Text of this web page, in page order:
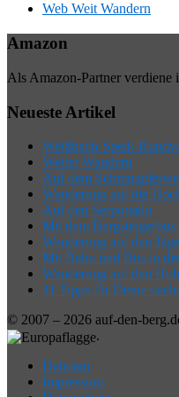
Web Weit Wandern
Amazon
Als Amazon-Partner verdiene
Neueste Artikel
Weißbach-Speik-
Weiter Wandern
Auf dem
Wanderung auf die
Auf den Serponado
Mit dem
Wanderung auf den
Mit Bahn und Bus in
Wanderung auf den
11 Tipps für Deine
© 2007 – 2026 auf-den-
.
Dahoam
Impressum